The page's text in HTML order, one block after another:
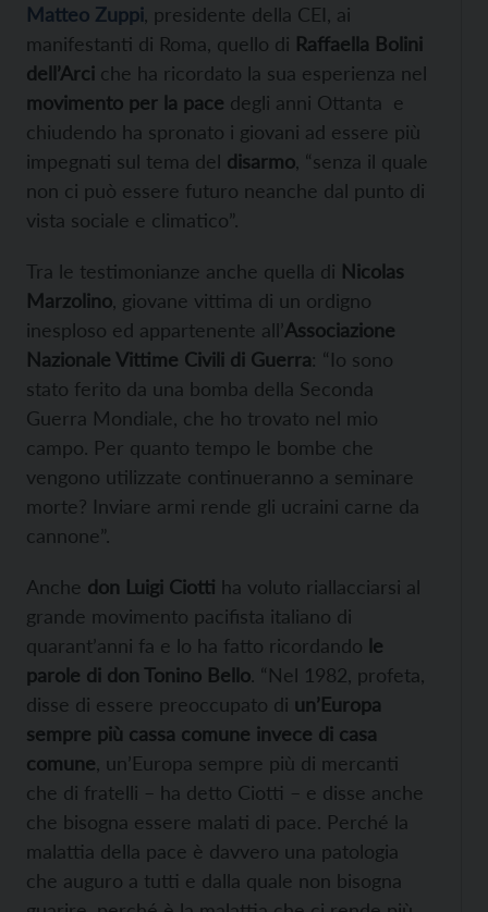
Matteo Zuppi , presidente della CEI, ai
manifestanti di Roma, quello di Raffaella Bolini
dell’Arci che ha ricordato la sua esperienza nel
movimento per la pace degli anni Ottanta e
chiudendo ha spronato i giovani ad essere più
impegnati sul tema del disarmo , “senza il quale
non ci può essere futuro neanche dal punto di
vista sociale e climatico”.
Tra le testimonianze anche quella di Nicolas
Marzolino , giovane vittima di un ordigno
inesploso ed appartenente all’Associazione
Nazionale Vittime Civili di Guerra: “Io sono
stato ferito da una bomba della Seconda
Guerra Mondiale, che ho trovato nel mio
campo. Per quanto tempo le bombe che
vengono utilizzate continueranno a seminare
morte? Inviare armi rende gli ucraini carne da
cannone”.
Anche don Luigi Ciotti ha voluto riallacciarsi al
grande movimento pacifista italiano di
quarant’anni fa e lo ha fatto ricordando le
parole di don Tonino Bello. “Nel 1982, profeta,
disse di essere preoccupato di un’Europa
sempre più cassa comune invece di casa
comune , un’Europa sempre più di mercanti
che di fratelli – ha detto Ciotti – e disse anche
che bisogna essere malati di pace. Perché la
malattia della pace è davvero una patologia
che auguro a tutti e dalla quale non bisogna